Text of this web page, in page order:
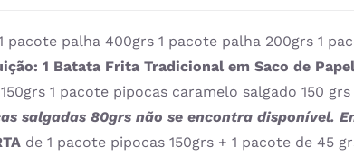
palha 400grs 1 pacote palha 200grs 1
1 Batata Frita Tradicional em Saco de
1 pacote pipocas caramelo salgado 150 grs
salgadas 80grs não se encontra disponível.
de 1 pacote pipocas 150grs + 1 pacote de 45